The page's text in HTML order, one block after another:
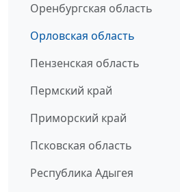
Оренбургская область
Орловская область
Пензенская область
Пермский край
Приморский край
Псковская область
Республика Адыгея